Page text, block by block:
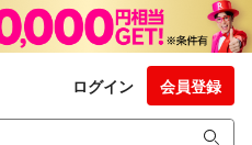
ログイン 会員登録